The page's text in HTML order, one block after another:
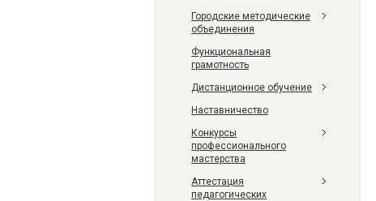
Городские методические
объединения
Функциональная
грамотность
Дистанционное обучение
Наставничество
Конкурсы
профессионального
мастерства
Аттестация
педагогических